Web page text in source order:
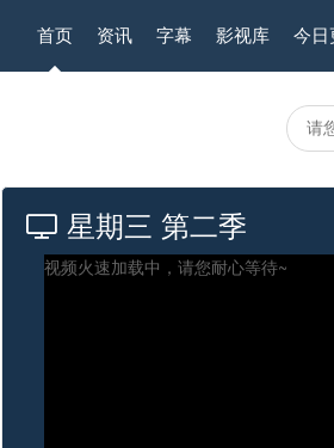
首页 资讯 字幕 影视库 今日
星期三 第二季
视频火速加载中，请您耐心等待~